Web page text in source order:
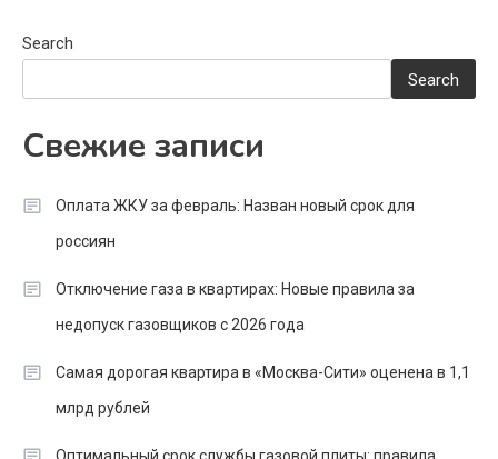
Search
Search
Свежие записи
Оплата ЖКУ за февраль: Назван новый срок для
россиян
Отключение газа в квартирах: Новые правила за
недопуск газовщиков с 2026 года
Самая дорогая квартира в «Москва-Сити» оценена в 1,1
млрд рублей
Оптимальный срок службы газовой плиты: правила